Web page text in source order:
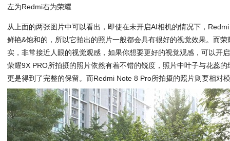
左为Redmi右为荣耀
从上面的两张图片中可以看出，即使在未开启AI相机的情况下，
鲜艳&饱和的，所以它拍出的照片一般都会具有很好的视觉效果。而
实，非常接近人眼的视觉观感，如果你想要更好的视觉观感，可以开
荣耀9X PRO所拍摄的照片依然有着不错的锐度，照片中叶子与花蕊
更是得到了完整的保留。而Redmi Note 8 Pro所拍摄的照片则要相对